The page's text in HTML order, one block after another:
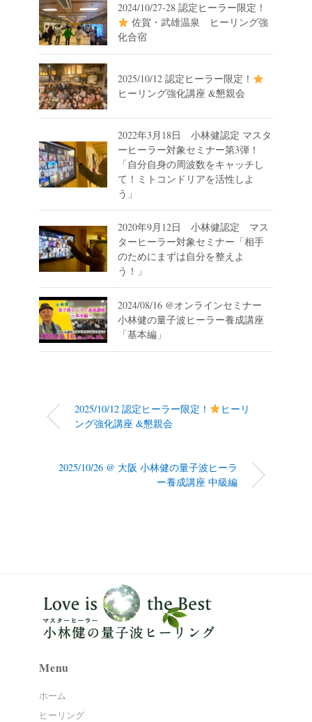
2024/10/27-28 認定ヒーラー限定！
佐賀・武雄温泉 ヒーリング強
化合宿
2025/10/12 認定ヒーラー限定！
ヒーリング強化講座 &懇親会
2022年3月18日 小林健認定 マスタ
ーヒーラー対象セミナー第3弾！
「自分自身の周波数をキャッチし
て！ミトコンドリアを活性しよ
う」
2020年9月12日 小林健認定 マス
ターヒーラー対象セミナー「相手
のためにまずは自分を整えよ
う！」
2024/08/16 @オンラインセミナー
小林健の量子波ヒーラー養成講座
「基本編」
2025/10/12 認定ヒーラー限定！
ヒーリ
ング強化講座 &懇親会
2025/10/26 @ 大阪 小林健の量子波ヒーラ
ー養成講座 中級編
Menu
ホーム
ヒーリング